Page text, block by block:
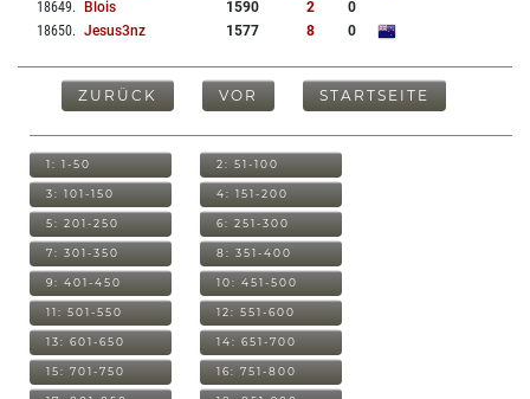
18649. Blois 1590 2
0
18650. Jesus3nz 1577 8 0
ZURÜCK VOR STARTSEITE
1: 1-50 2: 51-100
3: 101-150 4: 151-200
5: 201-250 6: 251-300
7: 301-350 8: 351-400
9: 401-450 10: 451-500
11: 501-550 12: 551-600
13: 601-650 14: 651-700
15: 701-750 16: 751-800